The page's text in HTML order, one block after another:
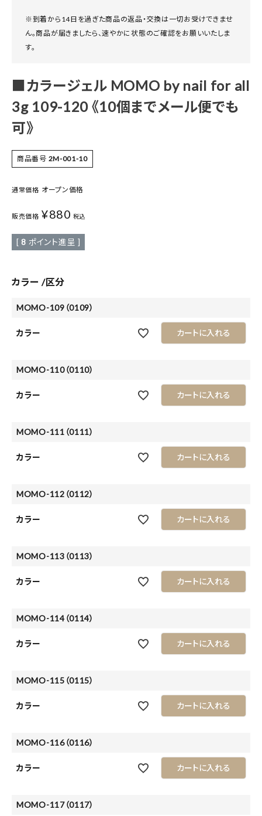
※到着から14日を過ぎた商品の返品・交換は一切お受けできませ
ん。商品が届きましたら、速やかに状態のご確認をお願いいたしま
す。
■カラージェル MOMO by nail for all
3g 109-120 《10個までメール便でも
可》
商品番号 2M-001-10
通常価格 オープン価格
販売価格 ¥880 税込
[ 8 ポイント進呈 ]
カラー 区分
MOMO-109（0109）
カラー カートに入れる
MOMO-110（0110）
カラー カートに入れる
MOMO-111（0111）
カラー カートに入れる
MOMO-112（0112）
カラー カートに入れる
MOMO-113（0113）
カラー カートに入れる
MOMO-114（0114）
カラー カートに入れる
MOMO-115（0115）
カラー カートに入れる
MOMO-116（0116）
カラー カートに入れる
MOMO-117（0117）